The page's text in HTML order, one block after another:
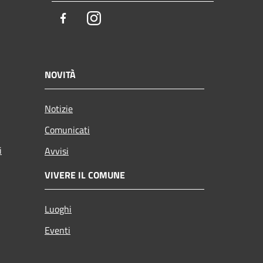
FacebookInstagram
NOVITÀ
Notizie
Comunicati
Avvisi
VIVERE IL COMUNE
Luoghi
Eventi